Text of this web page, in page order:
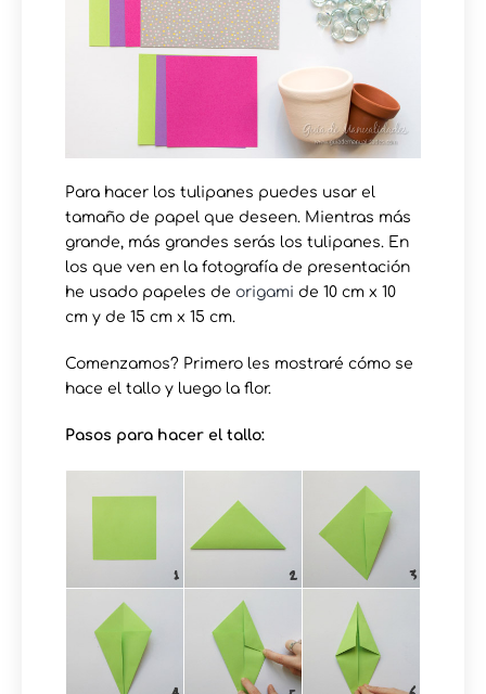
Para hacer los tulipanes puedes usar el
tamaño de papel que deseen. Mientras más
grande, más grandes serás los tulipanes. En
los que ven en la fotografía de presentación
he usado papeles de origami de 10 cm x 10
cm y de 15 cm x 15 cm.
Comenzamos? Primero les mostraré cómo se
hace el tallo y luego la flor.
Pasos para hacer el tallo: